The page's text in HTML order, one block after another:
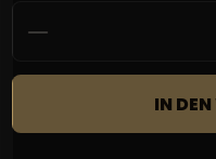
Produkt Anzahl:
IN